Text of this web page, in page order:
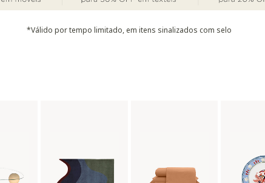
*Válido por tempo limitado, em itens sinalizados com selo